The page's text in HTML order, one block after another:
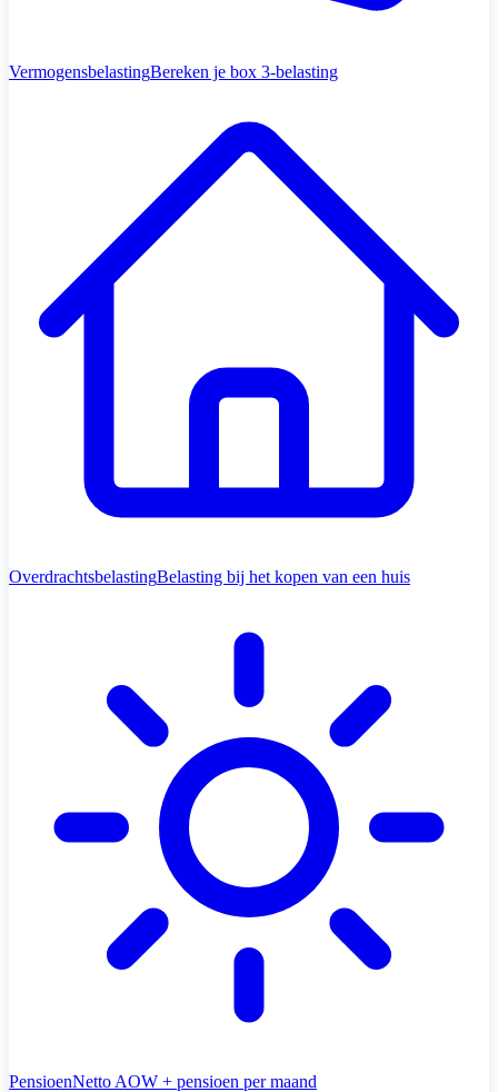
VermogensbelastingBereken je box 3-belasting
OverdrachtsbelastingBelasting bij het kopen van een huis
PensioenNetto AOW + pensioen per maand